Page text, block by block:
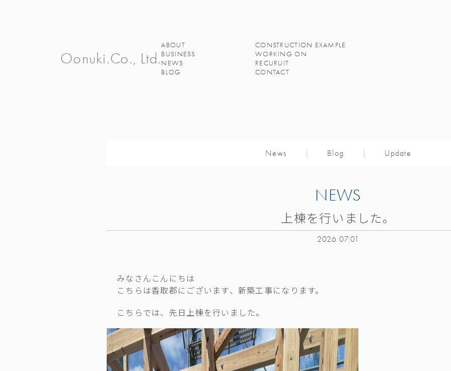
Oonuki.Co., Ltd.
ABOUT
CONSTRUCTION EXAMPLE
BUSINESS
WORKING ON
NEWS
RECURUIT
BLOG
CONTACT
News Blog Update
NEWS
上棟を行いました。
2026.07.01
みなさんこんにちは
こちらは香取郡にございます、新築工事になります。
こちらでは、先日上棟を行いました。